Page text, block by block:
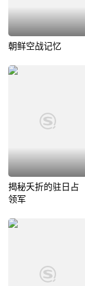
朝鲜空战记忆
揭秘夭折的驻日占
领军